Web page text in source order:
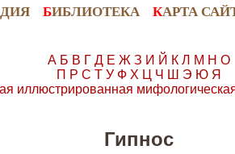
БИБЛИОТЕКА КАРТА
А Б В Г Д Е Ж З И Й К Л М Н О
П Р С Т У Ф Х Ц Ч Ш Э Ю Я
иллюстрированная
Гипнос